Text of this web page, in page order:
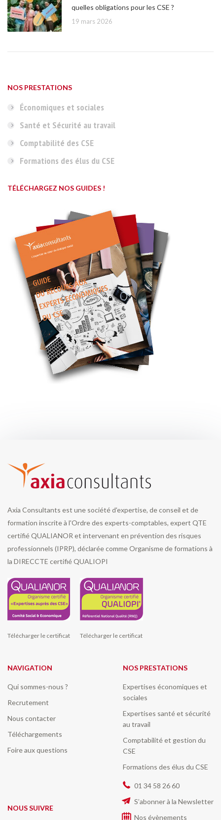
quelles obligations pour les CSE ?
19 mars 2026
NOS PRESTATIONS
Économiques et sociales
Santé et Sécurité au travail
Comptabilité des CSE
Formations des élus du CSE
TÉLÉCHARGEZ NOS GUIDES !
Axia Consultants est une société d'expertise, de conseil et de
formation inscrite à l'Ordre des experts-comptables, expert QTE
certifié QUALIANOR et intervenant en prévention des risques
professionnels (IPRP), déclarée comme Organisme de formations à
la DIRECCTE certifié QUALIOPI
Télécharger le certificat Télécharger le certificat
NAVIGATION
Qui sommes-nous ?
Recrutement
Nous contacter
Téléchargements
Foire aux questions
NOS PRESTATIONS
Expertises économiques et
sociales
Expertises santé et sécurité
au travail
Comptabilité et gestion du
CSE
Formations des élus du CSE
NOUS SUIVRE
01 34 58 26 60
S’abonner à la Newsletter
Nos évènements